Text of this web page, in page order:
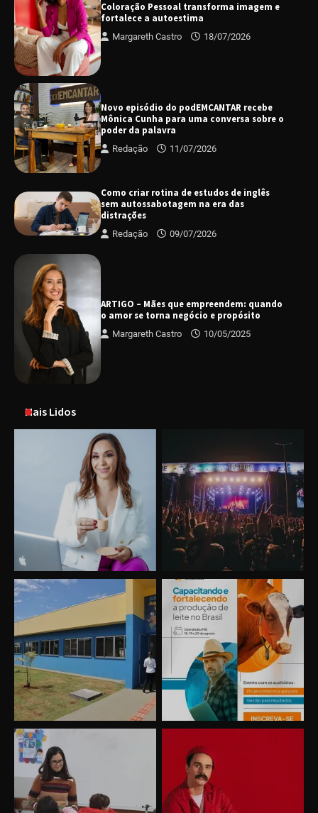
Coloração Pessoal transforma imagem e
fortalece a autoestima
Margareth Castro 18/07/2026
Novo episódio do podEMCANTAR recebe
Mônica Cunha para uma conversa sobre o
poder da palavra
Redação 11/07/2026
Como criar rotina de estudos de inglês
sem autossabotagem na era das
distrações
Redação 09/07/2026
ARTIGO – Mães que empreendem: quando
o amor se torna negócio e propósito
Margareth Castro 10/05/2025
Mais Lidos
Uberlândia recebe o projeto “Experiência Rio”